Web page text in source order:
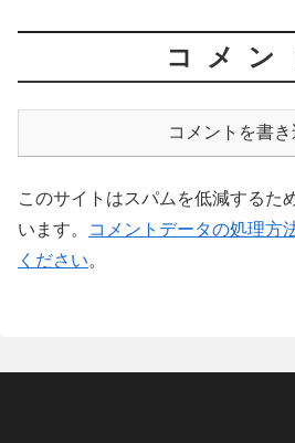
コメン
コメントを書き
このサイトはスパムを低減するた
います。
コメントデータの処理方
ください。